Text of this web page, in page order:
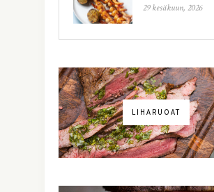
29 kesäkuun, 2026
LIHARUOAT